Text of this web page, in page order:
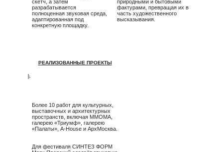
→
РЕАЛИЗОВАННЫЕ ПРОЕКТЫ
Более 10 работ для культурных,
выставочных и архитектурных
пространств, включая MMOMA,
галерею «Триумф», галерею
«Палаты», A-House и АрхМосква.
Для фестиваля СИНТЕЗ ФОРМ
скетч, а затем
разрабатывается
полноценная звуковая среда,
адаптированная под
конкретную площадку.
природными и бытовыми
фактурами, превращая их в
часть художественного
высказывания.